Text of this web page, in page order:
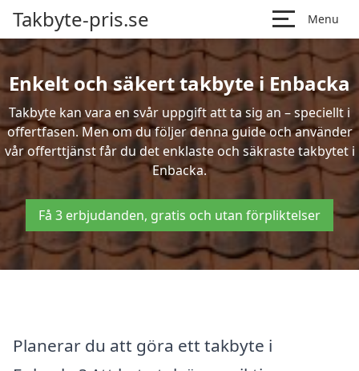
Takbyte-pris.se Menu
Enkelt och säkert takbyte i Enbacka
Takbyte kan vara en svår uppgift att ta sig an – speciellt i
offertfasen. Men om du följer denna guide och använder
vår offerttjänst får du det enklaste och säkraste takbytet i
Enbacka.
Få 3 erbjudanden, gratis och utan förpliktelser
Planerar du att göra ett takbyte i